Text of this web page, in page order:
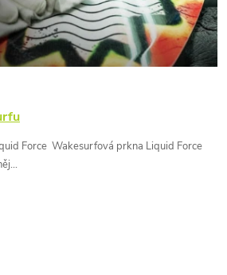
Force Wakesurfová prkna Liquid Force